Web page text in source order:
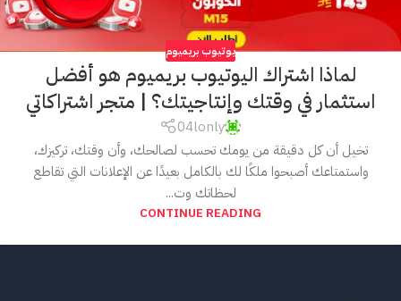
يوتيوب بريميوم
لماذا اشتراك اليوتيوب بريميوم هو أفضل
استثمار في وقتك وإنتاجيتك؟ | متجر اشتراكاتي
04lonly
تخيل أن كل دقيقة من يومك تحسب لصالحك، وأن وقتك، تركيزك،
واستمتاعك أصبحوا ملكًا لك بالكامل بعيدًا عن الإعلانات التي تقاطع
لحظاتك وت...
CONTINUE READING